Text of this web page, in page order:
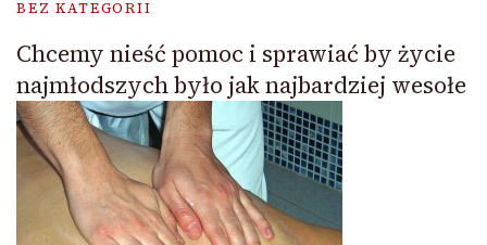
BEZ KATEGORII
Chcemy nieść pomoc i sprawiać by życie
najmłodszych było jak najbardziej wesołe